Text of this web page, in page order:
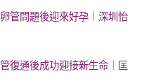
管問題後迎來好孕｜深圳怡
復通後成功迎接新生命｜匡